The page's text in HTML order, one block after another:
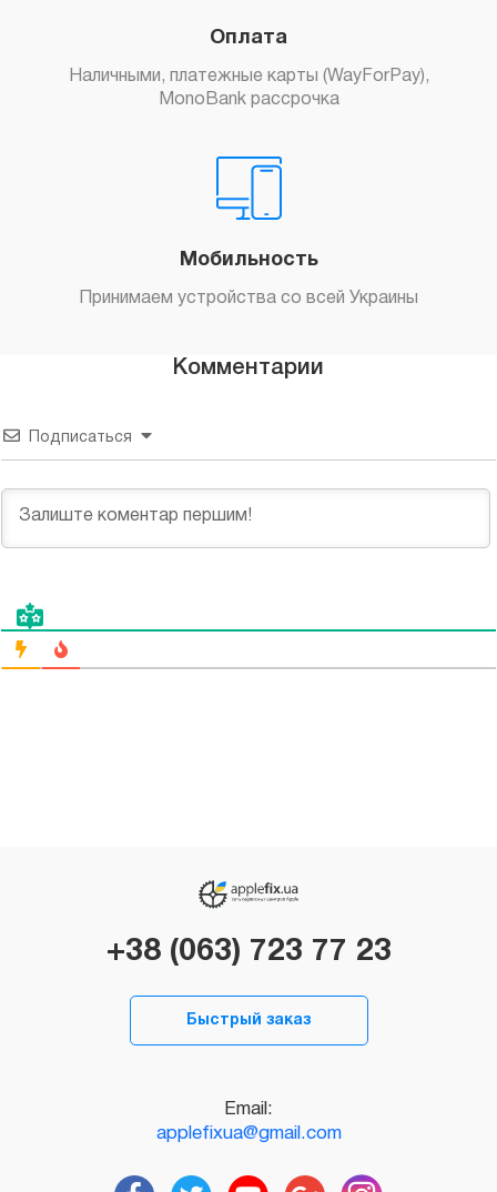
Оплата
Наличными, платежные карты (WayForPay),
MonoBank рассрочка
Мобильность
Принимаем устройства со всей Украины
Комментарии
Подписаться
+38 (063) 723 77 23
Быстрый заказ
Email:
applefixua@gmail.com